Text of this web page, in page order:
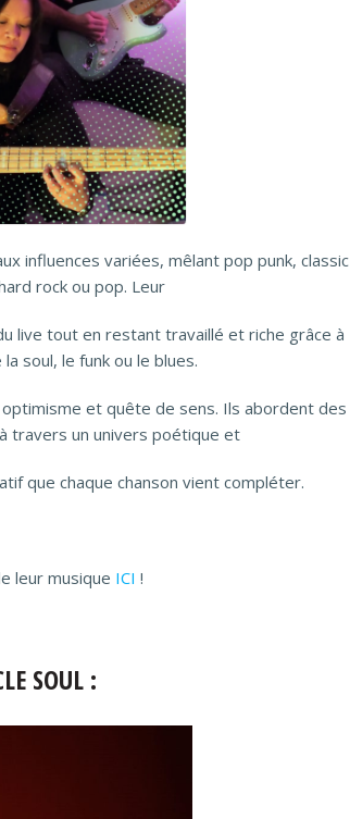
influences variées, mêlant pop punk, classic
rock ou pop. Leur
live tout en restant travaillé et riche grâce à
soul, le funk ou le blues.
et quête de sens. Ils abordent des
travers un univers poétique et
que chaque chanson vient compléter.
leur musique ICI !
SOUL :